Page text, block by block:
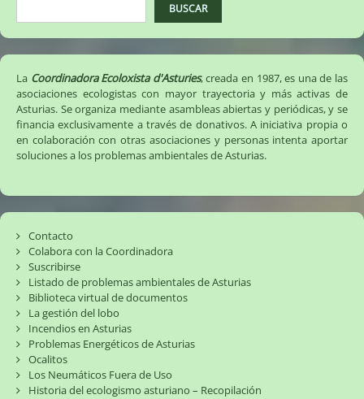
colar
en
el
Musel.
(07/11/2022)
BUSCAR
La Coordinadora Ecoloxista d'Asturies, creada en 1987, es una de las
asociaciones ecologistas con mayor trayectoria y más activas de
Asturias. Se organiza mediante asambleas abiertas y periódicas, y se
financia exclusivamente a través de donativos. A iniciativa propia o
en colaboración con otras asociaciones y personas intenta aportar
soluciones a los problemas ambientales de Asturias.
Contacto
Colabora con la Coordinadora
Suscribirse
Listado de problemas ambientales de Asturias
Biblioteca virtual de documentos
La gestión del lobo
Incendios en Asturias
Problemas Energéticos de Asturias
Ocalitos
Los Neumáticos Fuera de Uso
Historia del ecologismo asturiano – Recopilación